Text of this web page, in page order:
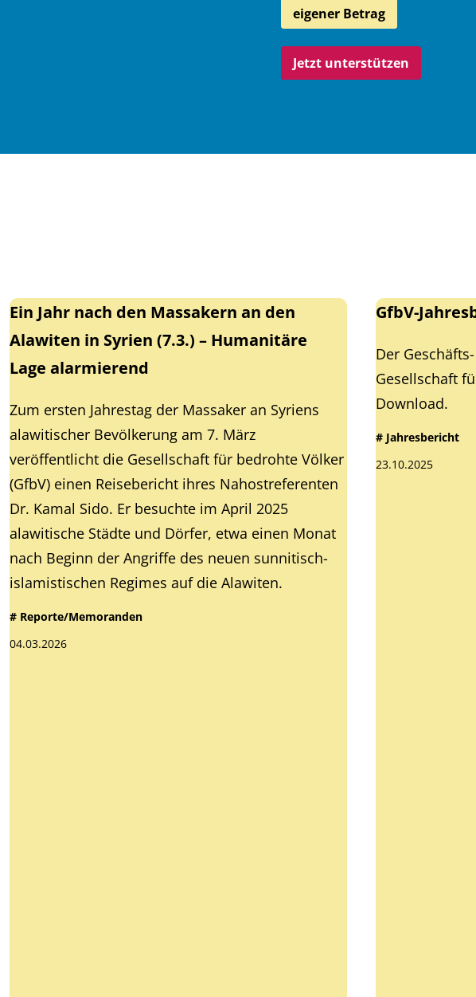
eigener Betrag
Jetzt unterstützen
Ein Jahr nach den Massakern an den
Alawiten in Syrien (7.3.) – Humanitäre
Lage alarmierend
Zum ersten Jahrestag der Massaker an Syriens
alawitischer Bevölkerung am 7. März
veröffentlicht die Gesellschaft für bedrohte Völker
(GfbV) einen Reisebericht ihres Nahostreferenten
Dr. Kamal Sido. Er besuchte im April 2025
alawitische Städte und Dörfer, etwa einen Monat
nach Beginn der Angriffe des neuen sunnitisch-
islamistischen Regimes auf die Alawiten.
# Reporte/Memoranden
04.03.2026
GfbV-
Der
Gesellschaft
Download.
# Jahresbericht
23.10.2025